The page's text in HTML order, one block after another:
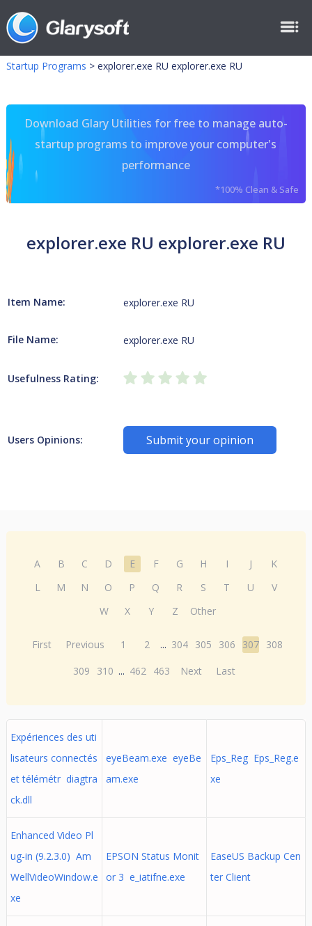
Startup Programs > explorer.exe RU explorer.exe RU
Download Glary Utilities for free to manage auto-
startup programs to improve your computer's
performance
*100% Clean & Safe
explorer.exe RU explorer.exe RU
Item Name: explorer.exe RU
File Name: explorer.exe RU
Usefulness Rating:
Users Opinions: Submit your opinion
A B C D E F G H I J
K
L
M N O P Q R S T U
V
W
X Y Z Other
First Previous 1 2 ... 304 305 306 307 308
309
310 ... 462 463 Next Last
Expériences des uti
lisateurs connectés
et télémétr diagtra
ck.dll
eyeBeam.exe eyeBe
am.exe
Eps_Reg Eps_Reg.e
xe
Enhanced Video Pl
ug-in (9.2.3.0) Am
WellVideoWindow.e
xe
EPSON Status Monit
or 3 e_iatifne.exe
EaseUS Backup Cen
ter Client